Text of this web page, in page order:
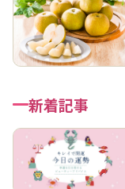
新着記事